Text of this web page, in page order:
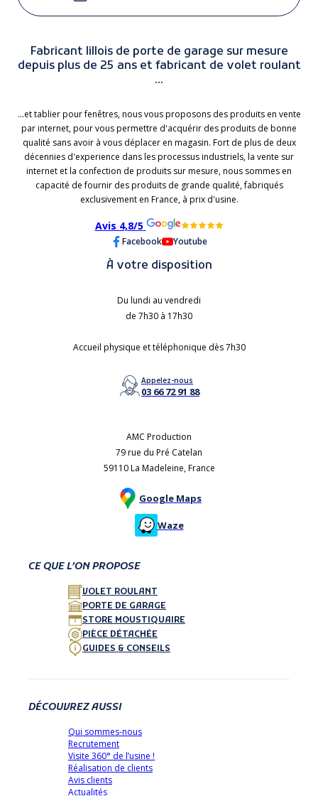
Fabricant lillois de porte de garage sur mesure
depuis plus de 25 ans et fabricant de volet roulant
...
...et tablier pour fenêtres, nous vous proposons des produits en vente
par internet, pour vous permettre d'acquérir des produits de bonne
qualité sans avoir à vous déplacer en magasin. Fort de plus de deux
décennies d'experience dans les processus industriels, la vente sur
internet et la confection de produits sur mesure, nous sommes en
capacité de fournir des produits de grande qualité, fabriqués
exclusivement en France, à prix d'usine.
Avis 4,8/5
Facebook Youtube
À votre disposition
Du lundi au vendredi
de 7h30 à 17h30
Accueil physique et téléphonique dès 7h30
Appelez-nous
03 66 72 91 88
AMC Production
79 rue du Pré Catelan
59110 La Madeleine, France
Google Maps
Waze
CE QUE L’ON PROPOSE
VOLET ROULANT
PORTE DE GARAGE
STORE MOUSTIQUAIRE
PIÈCE DÉTACHÉE
GUIDES & CONSEILS
DÉCOUVREZ AUSSI
Qui sommes-nous
Recrutement
Visite 360° de l’usine !
Réalisation de clients
Avis clients
Actualités